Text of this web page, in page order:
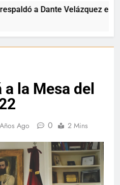
a Dante Velázquez en el
la Mesa del
Ago 0 2 Mins